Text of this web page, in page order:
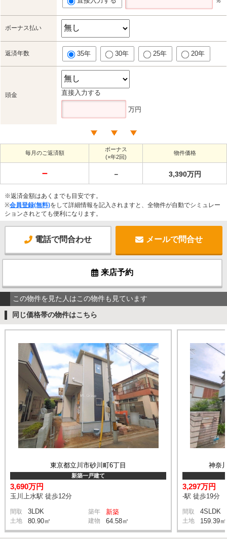
ボーナス払い
返済年数 35年 30年 25年 20年
頭金 直接入力する
万円
毎月のご返済額
ボーナス
(×年2回)
物件価格
－ － 3,390万円
※返済金額はあくまでも目安です。
※会員登録(無料)をして詳細情報を記入されますと、全物件が自動でシミュレー
ションされとても便利になります。
電話で問合わせ メールで問合せ
来店予約
この物件を見た人はこの物件も見ています
同じ価格帯の物件はこちら
東京都立川市砂川町6丁目
新築一戸建て
3,690万円
玉川上水駅 徒歩12分
間取 3LDK 築年 新築
土地 80.90㎡ 建物 64.58㎡
神奈
3,297万円
-駅 徒歩19分
間取 4SLDK
土地 159.39㎡